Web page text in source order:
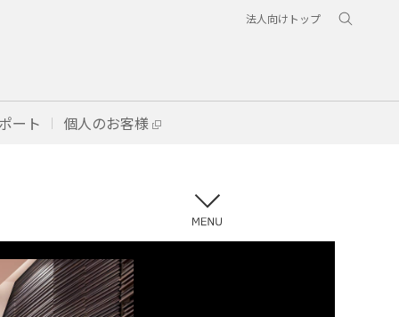
法人向けトップ
ート 個人のお客様